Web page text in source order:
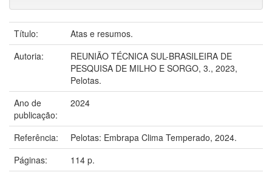
Título:
Atas e resumos.
Autoria:
REUNIÃO TÉCNICA SUL-BRASILEIRA DE
PESQUISA DE MILHO E SORGO, 3., 2023,
Pelotas.
Ano de
publicação:
2024
Referência:
Pelotas: Embrapa Clima Temperado, 2024.
Páginas:
114 p.